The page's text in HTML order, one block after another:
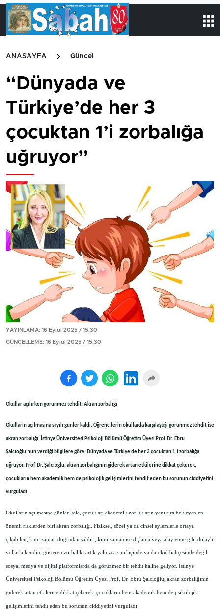
ANASAYFA Güncel
“Dünyada ve
Türkiye’de her 3
çocuktan 1’i zorbalığa
uğruyor”
YAYINLAMA: 16 Eylül 2025 / 15.30
GÜNCELLEME: 16 Eylül 2025 / 15.30
Okullar açılırken görünmez tehdit: Akran zorbalığı
Okulların açılmasına sayılı günler kaldı. Öğrencilerin okullarda karşılaştığı görünmez tehdit ise
akran zorbalığı. İstinye Üniversitesi Psikoloji Bölümü Öğretim Üyesi Prof. Dr. Ebru
Şalcıoğlu’nun verdiği bilgilere göre, Dünyada ve Türkiye’de her 3 çocuktan 1’i zorbalığa
uğruyor. Prof. Dr. Şalcıoğlu, akran zorbalığının giderek artan etkilerine dikkat çekerek,
çocukların hem akademik hem de psikolojik gelişimlerini tehdit eden bu sorunun ciddiyetini
vurguladı.
Okulların açılmasına günler kala, çocukları akademik zorlukların yanı sıra bekleyen en
önemli risklerden biri akran zorbalığı. Fiziksel, sözel ya da cinsel eylemlerle ortaya
çıkabilen; kimi zaman doğrudan saldırı, kimi zaman ise dışlama veya alay etme gibi dolaylı
yollarla kendini gösteren zorbalık, artık yalnızca sınıf içinde ya da okul bahçesinde değil,
sosyal medya ve dijital platformlarda da görünmez bir tehdit haline geliyor. İstinye
Üniversitesi Psikoloji Bölümü Öğretim Üyesi Prof. Dr. Ebru Şalcıoğlu, akran zorbalığının
giderek artan etkilerine dikkat çekerek, çocukların hem akademik hem de psikolojik
gelişimlerini tehdit eden bu sorunun ciddiyetini vurguladı.